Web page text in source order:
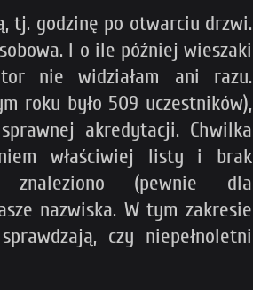
tj. godzinę po otwarciu drzwi.
I o ile później wieszaki
nie widziałam ani razu.
roku było 509 uczestników),
akredytacji. Chwilka
właściwiej listy i brak
znaleziono (pewnie dla
nazwiska. W tym zakresie
czy niepełnoletni